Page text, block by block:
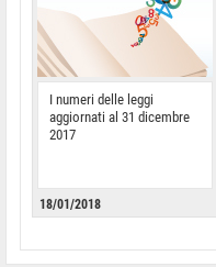
I numeri delle leggi
aggiornati al 31 dicembre
2017
18/01/2018